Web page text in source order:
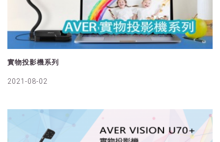
實物投影機系列
2021-08-02